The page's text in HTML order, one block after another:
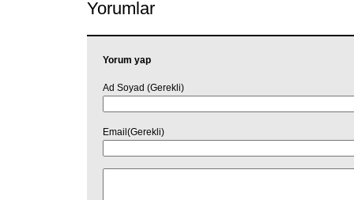
Yorumlar
Yorum yap
Ad Soyad (Gerekli)
Email(Gerekli)